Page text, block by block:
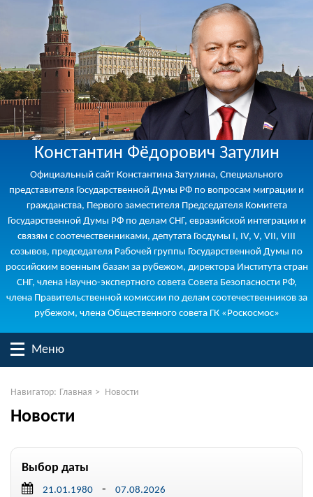
Константин Фёдорович Затулин
Официальный сайт Константина Затулина, Специального
представителя Государственной Думы РФ по вопросам миграции и
гражданства, Первого заместителя Председателя Комитета
Государственной Думы РФ по делам СНГ, евразийской интеграции и
связям с соотечественниками, депутата Госдумы I, IV, V, VII, VIII
созывов, председателя Рабочей группы Государственной Думы по
российским военным базам за рубежом, директора Института стран
СНГ, члена Научно-экспертного совета Совета Безопасности РФ,
члена Правительственной комиссии по делам соотечественников за
рубежом, члена Общественного совета ГК «Роскосмос»
Меню
Навигатор: Главная > Новости
Новости
Выбор даты
-